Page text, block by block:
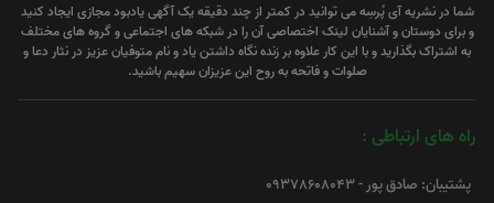
شما در نشریه آی پُرسِه می توانید در کمتر از چند دقیقه یک آگهی یادبود مجازی ایجاد کنید
و برای دوستان و آشنایان لینک اختصاصی آن را در شبکه های اجتماعی و گروه های مختلف
به اشتراک بگذارید و با این کار علاوه بر زنده نگاه داشتن یاد و نام متوفیان عزیز در نثار دعا و
صلوات و فاتحه به روح این عزیزان سهیم باشید.
راه های ارتباطی :
پشتیبان: صادق پور - 09378608043